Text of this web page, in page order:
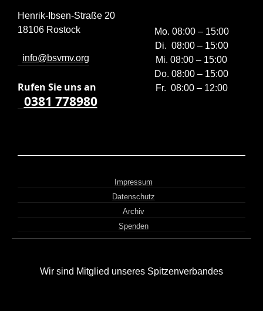
Henrik-Ibsen-Straße 20
18106 Rostock
info@bsvmv.org
Rufen Sie uns an
0381 778980
Mo. 08:00 – 15:00
Di. 08:00 – 15:00
Mi. 08:00 – 15:00
Do. 08:00 – 15:00
Fr. 08:00 – 12:00
Impressum
Datenschutz
Archiv
Spenden
Wir sind Mitglied unseres Spitzenverbandes